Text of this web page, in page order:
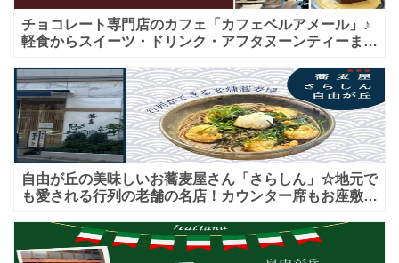
チョコレート専門店のカフェ「カフェベルアメール」♪
軽食からスイーツ・ドリンク・アフタヌーンティーまで
自由が丘の美味しいお蕎麦屋さん「さらしん」☆地元で
も愛される行列の老舗の名店！カウンター席もお座敷も